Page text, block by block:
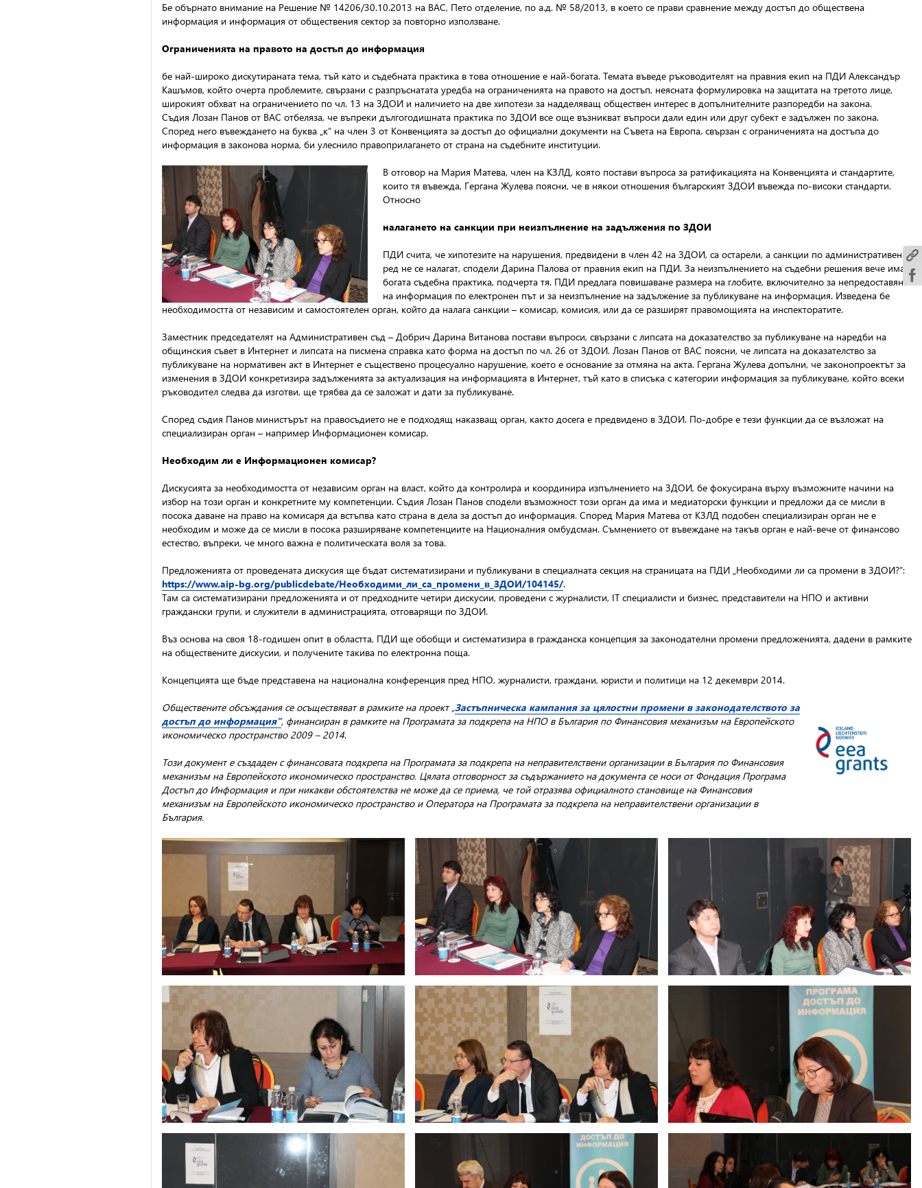
Бе обърнато внимание на Решение № 14206/30.10.2013 на ВАС, Пето отделение, по а.д. № 58/2013, в което се прави сравнение между достъп до обществена
информация и информация от обществения сектор за повторно използване.
Ограниченията на правото на достъп до информация
бе най-широко дискутираната тема, тъй като и съдебната практика в това отношение е най-богата. Темата въведе ръководителят на правния екип на ПДИ Александър
Кашъмов, който очерта проблемите, свързани с разпръснатата уредба на ограниченията на правото на достъп, неясната формулировка на защитата на третото лице,
широкият обхват на ограничението по чл. 13 на ЗДОИ и наличието на две хипотези за надделяващ обществен интерес в допълнителните разпоредби на закона.
Съдия Лозан Панов от ВАС отбеляза, че въпреки дългогодишната практика по ЗДОИ все още възникват въпроси дали един или друг субект е задължен по закона.
Според него въвеждането на буква „к“ на член 3 от Конвенцията за достъп до официални документи на Съвета на Европа, свързан с ограниченията на достъпа до
информация в законова норма, би улеснило правоприлагането от страна на съдебните институции.
В отговор на Мария Матева, член на КЗЛД, която постави въпроса за ратификацията на Конвенцията и стандартите,
които тя въвежда, Гергана Жулева поясни, че в някои отношения българският ЗДОИ въвежда по-високи стандарти.
Относно
налагането на санкции при неизпълнение на задължения по ЗДОИ
ПДИ счита, че хипотезите на нарушения, предвидени в член 42 на ЗДОИ, са остарели, а санкции по административен
ред не се налагат, сподели Дарина Палова от правния екип на ПДИ. За неизпълнението на съдебни решения вече има
богата съдебна практика, подчерта тя. ПДИ предлага повишаване размера на глобите, включително за непредоставяне
на информация по електронен път и за неизпълнение на задължение за публикуване на информация. Изведена бе
необходимостта от независим и самостоятелен орган, който да налага санкции – комисар, комисия, или да се разширят правомощията на инспекторатите.
Заместник председателят на Административен съд – Добрич Дарина Витанова постави въпроси, свързани с липсата на доказателство за публикуване на наредби на
общинския съвет в Интернет и липсата на писмена справка като форма на достъп по чл. 26 от ЗДОИ. Лозан Панов от ВАС поясни, че липсата на доказателство за
публикуване на нормативен акт в Интернет е съществено процесуално нарушение, което е основание за отмяна на акта. Гергана Жулева допълни, че законопроектът за
изменения в ЗДОИ конкретизира задълженията за актуализация на информацията в Интернет, тъй като в списъка с категории информация за публикуване, който всеки
ръководител следва да изготви, ще трябва да се заложат и дати за публикуване.
Според съдия Панов министърът на правосъдието не е подходящ наказващ орган, както досега е предвидено в ЗДОИ. По-добре е тези функции да се възложат на
специализиран орган – например Информационен комисар.
Необходим ли е Информационен комисар?
Дискусията за необходимостта от независим орган на власт, който да контролира и координира изпълнението на ЗДОИ, бе фокусирана върху възможните начини на
избор на този орган и конкретните му компетенции. Съдия Лозан Панов сподели възможност този орган да има и медиаторски функции и предложи да се мисли в
посока даване на право на комисаря да встъпва като страна в дела за достъп до информация. Според Мария Матева от КЗЛД подобен специализиран орган не е
необходим и може да се мисли в посока разширяване компетенциите на Националния омбудсман. Съмнението от въвеждане на такъв орган е най-вече от финансово
естество, въпреки, че много важна е политическата воля за това.
Предложенията от проведената дискусия ще бъдат систематизирани и публикувани в специалната секция на страницата на ПДИ „Необходими ли са промени в ЗДОИ?”:
https://www.aip-bg.org/publicdebate/Необходими_ли_са_промени_в_ЗДОИ/104145/.
Там са систематизирани предложенията и от предходните четири дискусии, проведени с журналисти, IT специалисти и бизнес, представители на НПО и активни
граждански групи, и служители в администрацията, отговарящи по ЗДОИ.
Въз основа на своя 18-годишен опит в областта, ПДИ ще обобщи и систематизира в гражданска концепция за законодателни промени предложенията, дадени в рамките
на обществените дискусии, и получените такива по електронна поща.
Концепцията ще бъде представена на национална конференция пред НПО, журналисти, граждани, юристи и политици на 12 декември 2014.
Обществените обсъждания се осъществяват в рамките на проект „Застъпническа кампания за цялостни промени в законодателството за
достъп до информация”, финансиран в рамките на Програмата за подкрепа на НПО в България по Финансовия механизъм на Европейското
икономическо пространство 2009 – 2014.
Този документ е създаден с финансовата подкрепа на Програмата за подкрепа на неправителствени организации в България по Финансовия
механизъм на Европейското икономическо пространство. Цялата отговорност за съдържанието на документа се носи от Фондация Програма
Достъп до Информация и при никакви обстоятелства не може да се приема, че той отразява официалното становище на Финансовия
механизъм на Европейското икономическо пространство и Оператора на Програмата за подкрепа на неправителствени организации в
България.